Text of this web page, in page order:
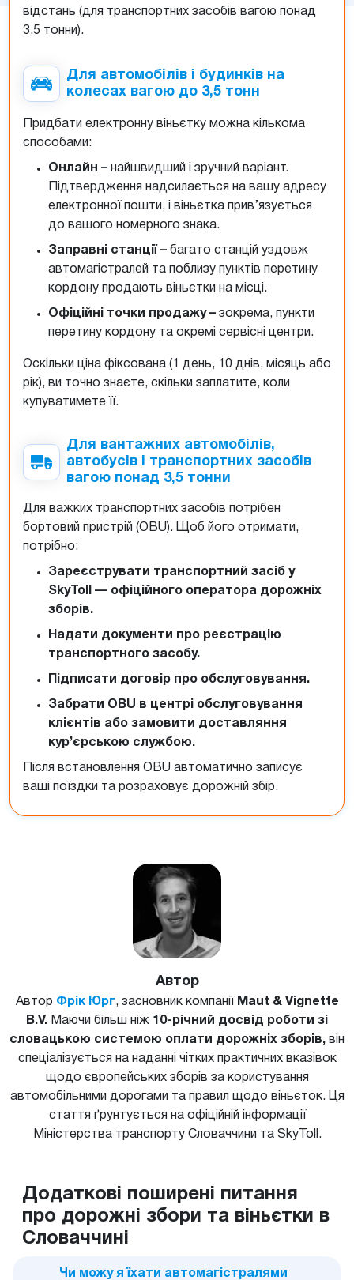
відстань (для транспортних засобів вагою понад
3,5 тонни).
Для автомобілів і будинків на
колесах вагою до 3,5 тонн
Придбати електронну віньєтку можна кількома
способами:
Онлайн – найшвидший і зручний варіант.
Підтвердження надсилається на вашу адресу
електронної пошти, і віньєтка прив’язується
до вашого номерного знака.
Заправні станції – багато станцій уздовж
автомагістралей та поблизу пунктів перетину
кордону продають віньєтки на місці.
Офіційні точки продажу – зокрема, пункти
перетину кордону та окремі сервісні центри.
Оскільки ціна фіксована (1 день, 10 днів, місяць або
рік), ви точно знаєте, скільки заплатите, коли
купуватимете її.
Для вантажних автомобілів,
автобусів і транспортних засобів
вагою понад 3,5 тонни
Для важких транспортних засобів потрібен
бортовий пристрій (OBU). Щоб його отримати,
потрібно:
Зареєструвати транспортний засіб у
SkyToll — офіційного оператора дорожніх
зборів.
Надати документи про реєстрацію
транспортного засобу.
Підписати договір про обслуговування.
Забрати OBU в центрі обслуговування
клієнтів або замовити доставляння
кур’єрською службою.
Після встановлення OBU автоматично записує
ваші поїздки та розраховує дорожній збір.
Автор
Автор Фрік Юрг, засновник компанії
Maut & Vignette
B.V. Маючи більш ніж 10-річний досвід роботи зі
словацькою системою оплати дорожніх зборів, він
спеціалізується на наданні чітких практичних вказівок
щодо європейських зборів за користування
автомобільними дорогами та правил щодо віньєток. Ця
стаття ґрунтується на офіційній інформації
Міністерства транспорту Словаччини та SkyToll.
Додаткові поширені питання
про дорожні збори та віньєтки в
Словаччині
Чи можу я їхати автомагістралями